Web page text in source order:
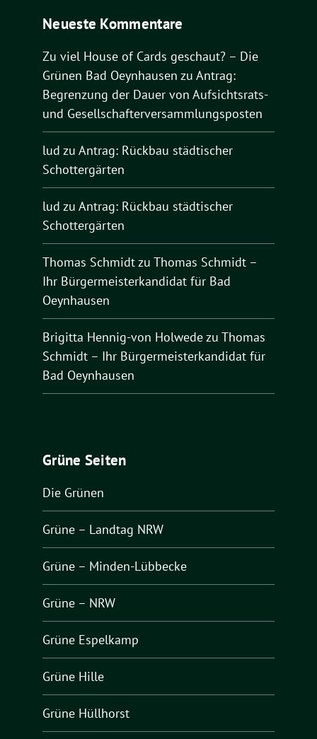
Neueste Kommentare
Zu viel House of Cards geschaut? – Die
Grünen Bad Oeynhausen zu Antrag:
Begrenzung der Dauer von Aufsichtsrats-
und Gesellschafterversammlungsposten
lud zu Antrag: Rückbau städtischer
Schottergärten
lud zu Antrag: Rückbau städtischer
Schottergärten
Thomas Schmidtzu Thomas Schmidt –
Ihr Bürgermeisterkandidat für Bad
Oeynhausen
Brigitta Hennig-von Holwedezu Thomas
Schmidt – Ihr Bürgermeisterkandidat für
Bad Oeynhausen
Grüne Seiten
Die Grünen
Grüne – Landtag NRW
Grüne – Minden-Lübbecke
Grüne – NRW
Grüne Espelkamp
Grüne Hille
Grüne Hüllhorst